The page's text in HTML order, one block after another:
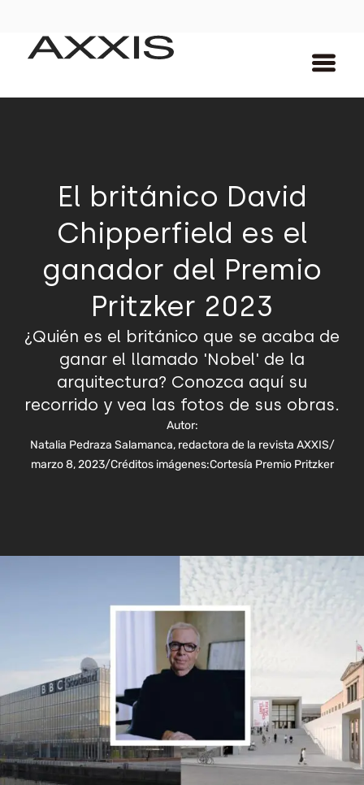
El británico David
Chipperfield es el
ganador del Premio
Pritzker 2023
¿Quién es el británico que se acaba de
ganar el llamado 'Nobel' de la
arquitectura? Conozca aquí su
recorrido y vea las fotos de sus obras.
Autor:
Natalia Pedraza Salamanca, redactora de la revista AXXIS/
marzo 8, 2023/Créditos imágenes:Cortesía Premio Pritzker